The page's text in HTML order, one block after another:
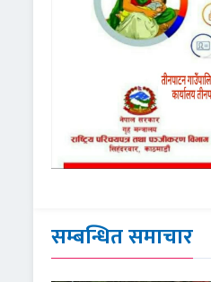
सम्बन्धित समाचार